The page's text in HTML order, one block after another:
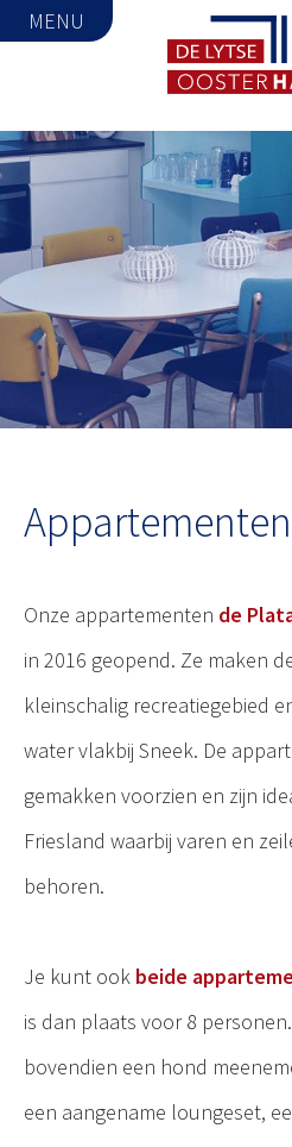
MENU
Appartementen
Onze appartementen de
in 2016 geopend. Ze maken
kleinschalig recreatiegebied
water vlakbij Sneek. De
gemakken voorzien en zijn
Friesland waarbij varen en
behoren.
Je kunt ook beide
is dan plaats voor 8
bovendien een hond
een aangename loungeset,